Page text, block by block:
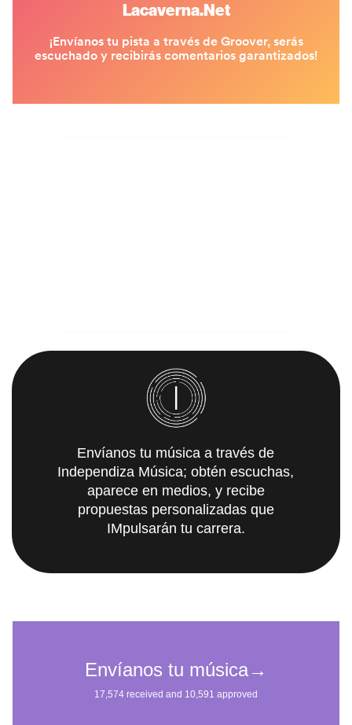
Envíanos tu música a través de
Independiza Música; obtén escuchas,
aparece en medios, y recibe
propuestas personalizadas que
IMpulsarán tu carrera.